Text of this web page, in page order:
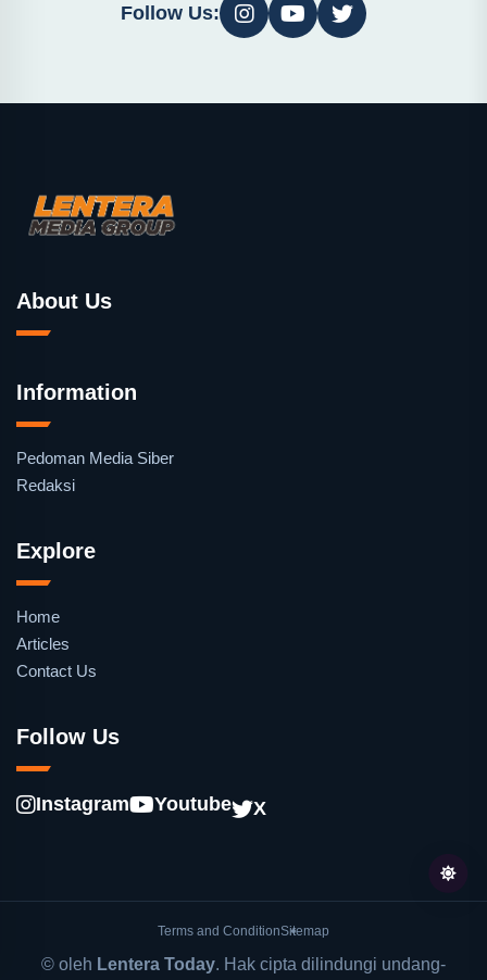
Follow Us:
About Us
Information
Pedoman Media Siber
Redaksi
Explore
Home
Articles
Contact Us
Follow Us
Instagram Youtube X
Terms and ConditionSitemap
© oleh Lentera Today. Hak cipta dilindungi undang-